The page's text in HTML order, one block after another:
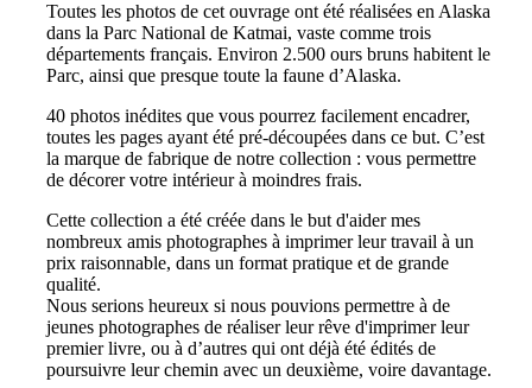
Toutes les photos de cet ouvrage ont été réalisées en Alaska
dans la Parc National de Katmai, vaste comme trois
départements français. Environ 2.500 ours bruns habitent le
Parc, ainsi que presque toute la faune d’Alaska.
40 photos inédites que vous pourrez facilement encadrer,
toutes les pages ayant été pré-découpées dans ce but. C’est
la marque de fabrique de notre collection : vous permettre
de décorer votre intérieur à moindres frais.
Cette collection a été créée dans le but d'aider mes
nombreux amis photographes à imprimer leur travail à un
prix raisonnable, dans un format pratique et de grande
qualité.
Nous serions heureux si nous pouvions permettre à de
jeunes photographes de réaliser leur rêve d'imprimer leur
premier livre, ou à d’autres qui ont déjà été édités de
poursuivre leur chemin avec un deuxième, voire davantage.